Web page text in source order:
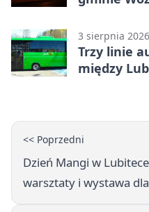
3 sierpnia 2026
Trzy linie
między
<< Poprzedni
Dzień Mangi w
warsztaty i wystawa